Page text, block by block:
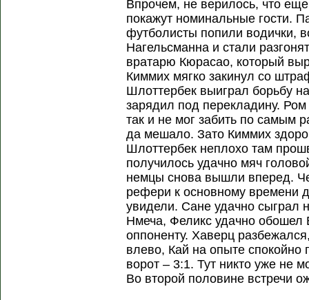
Впрочем, не верилось, что
покажут номинальные гости.
футболисты попили водички,
Нагельсманна и стали
вратарю Кюрасао, который
Киммих мягко закинул со
Шлоттербек выиграл борьбу
зарядил под перекладину.
так и не мог забить по самым
да мешало. Зато Киммих
Шлоттербек неплохо там
получилось удачно мяч
немцы снова вышли вперед.
рефери к основному времени
увидели. Сане удачно сыграл
Нмеча, Феликс удачно обошел
оппоненту. Хаверц
влево, Кай на опыте спокойно
ворот – 3:1. Тут никто уже не
Во второй половине встречи